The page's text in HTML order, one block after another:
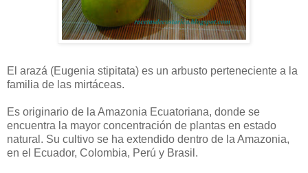
El arazá (Eugenia stipitata) es un arbusto perteneciente a la
familia de las mirtáceas.
Es originario de la Amazonia Ecuatoriana, donde se
encuentra la mayor concentración de plantas en estado
natural. Su cultivo se ha extendido dentro de la Amazonia,
en el Ecuador, Colombia, Perú y Brasil.